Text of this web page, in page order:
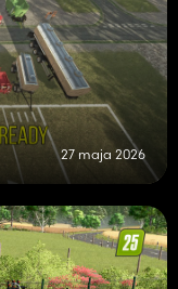
27 maja 2026